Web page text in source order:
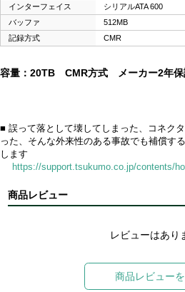
インターフェイス
シリアルATA 600
バッファ
512MB
記録方式
CMR
容量：20TB CMR方式 メーカー2年保
■ 誤って落として壊してしまった、コネク
った、そんな外来性のある事故でも補償す
します
https://support.tsukumo.co.jp/contents/
商品レビュー
レビューはあり
商品レビューを